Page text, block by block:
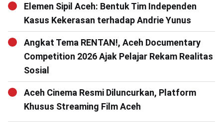
Elemen Sipil Aceh: Bentuk Tim Independen
Kasus Kekerasan terhadap Andrie Yunus
Angkat Tema RENTAN!, Aceh Documentary
Competition 2026 Ajak Pelajar Rekam Realitas
Sosial
Aceh Cinema Resmi Diluncurkan, Platform
Khusus Streaming Film Aceh